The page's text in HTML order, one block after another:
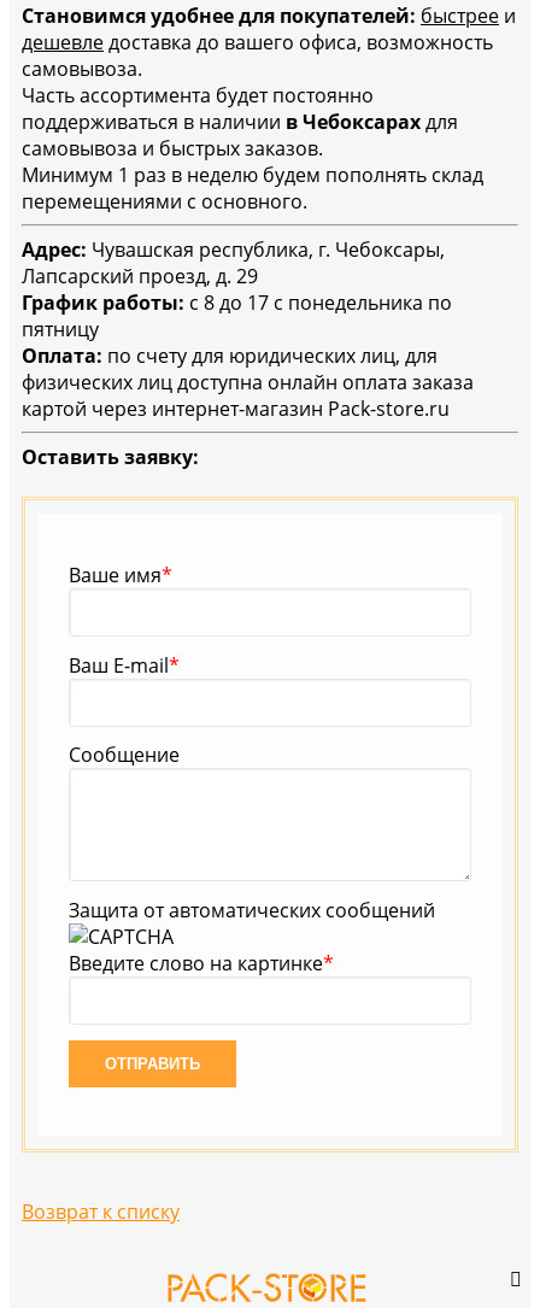
Становимся удобнее для покупателей: быстрее и
дешевледоставка до вашего офиса, возможность
самовывоза.
Часть ассортимента будет постоянно
поддерживаться в наличии в Чебоксарахдля
самовывоза и быстрых заказов.
Минимум 1 раз в неделю будем пополнять склад
перемещениями с основного.
Адрес: Чувашская республика, г. Чебоксары,
Лапсарский проезд, д. 29
График работы: с 8 до 17 с понедельника по
пятницу
Оплата: по счету для юридических лиц, для
физических лиц доступна онлайн оплата заказа
картой через интернет-магазин Pack-store.ru
Оставить заявку:
Ваше имя*
Ваш E-mail*
Сообщение
Защита от автоматических сообщений
Введите слово на картинке*
Возврат к списку